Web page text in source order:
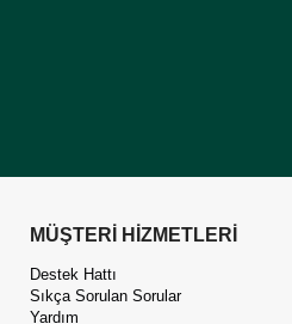
MÜŞTERİ HİZMETLERİ
Destek Hattı
Sıkça Sorulan Sorular
Yardım